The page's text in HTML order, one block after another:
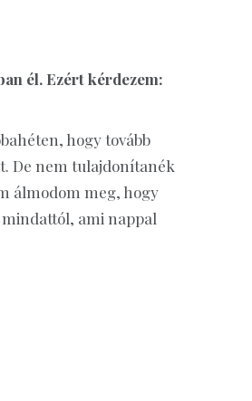
él. Ezért kérdezem:
hogy tovább
De nem tulajdonítanék
álmodom meg, hogy
ami nappal